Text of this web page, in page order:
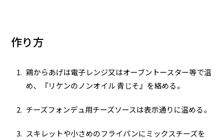
作り方
鶏からあげは電子レンジ又はオーブントースター等で温
め、『リケンのノンオイル 青じそ』を絡める。
チーズフォンデュ用チーズソースは表示通りに温める。
スキレットや小さめのフライパンにミックスチーズを